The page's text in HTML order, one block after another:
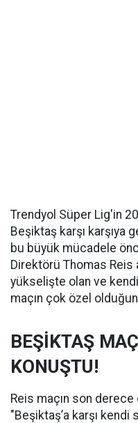
Trendyol Süper Lig'in
Beşiktaş karşı karşıya
bu büyük mücadele
Direktörü Thomas Reis
yükselişte olan ve
maçın çok özel
BEŞİKTAŞ
KONUŞTU!
Reis maçın son
"Beşiktaş’a karşı kendi